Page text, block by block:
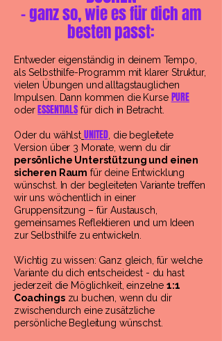
umsetzbare Übungen
- ganz so, wie es für dich am
besten passt:
Entweder eigenständig in deinem Tempo,
als Selbsthilfe-Programm mit klarer Struktur,
vielen Übungen und alltagstauglichen
Impulsen. Dann kommen die Kurse PURE
oder ESSENTIALSfür dich in Betracht.
Oder du wählst UNITED , die begleitete
Version über 3 Monate, wenn du dir
persönliche Unterstützung und einen
sicheren Raum für deine Entwicklung
wünschst. In der begleiteten Variante treffen
wir uns wöchentlich in einer
Gruppensitzung – für Austausch,
gemeinsames Reflektieren und um Ideen
zur Selbsthilfe zu entwickeln. ​​​
Wichtig zu wissen: Ganz gleich, für welche
Variante du dich entscheidest - du hast
jederzeit die Möglichkeit, einzelne 1:1
Coachingszu buchen, wenn du dir
zwischendurch eine zusätzliche
persönliche Begleitung wünschst.